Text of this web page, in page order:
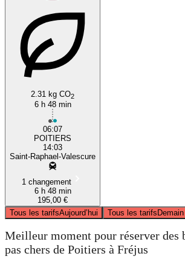
2.31 kg CO2
6 h 48 min
06:07
POITIERS
14:03
Saint-Raphael-Valescure
1 changement
6 h 48 min
195,00 €
Tous les tarifsAujourd’hui Tous les tarifsDemain
Meilleur moment pour réserver des
pas chers de Poitiers à Fréjus